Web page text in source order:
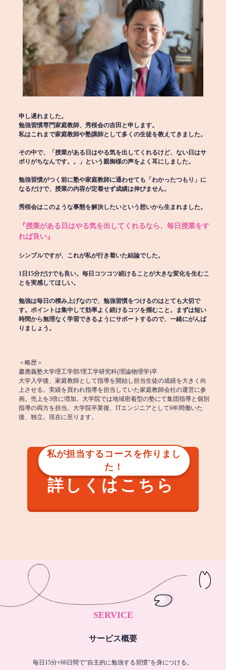
申し遅れました。
勉強習慣専門家庭教師、秀桜会の吉田と申します。
私はこれまで家庭教師や塾講師として多くの生徒を教えてきました。
その中で、「授業がある日はやる気を出してくれるけど、ない日はサ
ボりがちなんです。。」という親御様の声をよく耳にしました。
勉強習慣がつく前に塾や家庭教師に通わせても「わかったつもり」に
なるだけで、授業の内容が定着せず成績は伸びません。
秀桜会はこのような事態を解決したいという想いから生まれました。
『授業がある日はやる気を出してくれるなら、毎日授業をす
れば良い』
シンプルですが、これが私が行き着いた結論でした。
1日15分だけでも良い。毎日コツコツ続けることが大きな変化を生むこ
とを実感してほしい。
勉強は毎日の積み上げなので、勉強習慣をつけるのはとても大切で
す。ポイントは集中して効率よく続けるコツを掴むこと。まずは短い
時間から無理なく学習できるようにサポートするので、一緒にがんば
りましょう。
＜略歴＞
慶應義塾大学理工学部/理工学研究科(理論物理学)卒
大学入学後、家庭教師として指導を開始し担当生徒の成績を大きく向
上させる。実績を買われ指導を担当していた家庭教師会社の運営に参
画。売上を3倍に増加。大学院では地域密着型の塾にて集団指導と個別
指導の両方を担当。大学院卒業後、ITエンジニアとして6年間働いた
後、独立。現在に至ります。
私が担当するコースを作りまし
た！
詳しくはこちら
SERVICE
サービス概要
毎日15分×66日間で“自主的に勉強する習慣”を身につける。